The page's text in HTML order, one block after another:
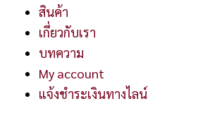
สินค้า
เกี่ยวกับเรา
บทความ
My account
แจ้งชำระเงินทางไลน์